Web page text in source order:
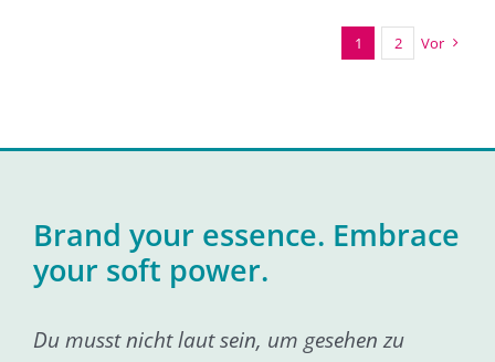
1 2 Vor
Brand your essence. Embrace
your soft power.
Du musst nicht laut sein, um gesehen zu